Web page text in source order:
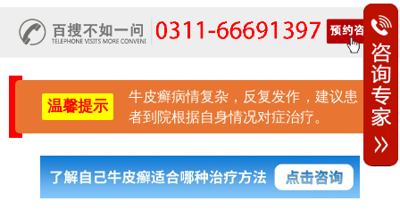
温馨提示
牛皮癣病情复杂，反复发作，建议患
者到院根据自身情况对症治疗。